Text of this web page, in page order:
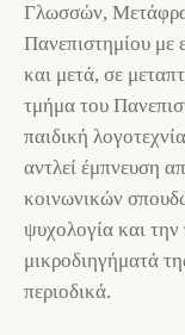
Γλωσσών,
Πανεπιστημίου με
και μετά, σε
τμήμα του
παιδική
αντλεί έμπνευση
κοινωνικών
ψυχολογία και
μικροδιηγήματά
περιοδικά.